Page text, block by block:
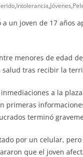
,Intolerancia,Jóvenes,
un joven de 17 años
menores de edad
tras recibir la
a la
primeras
terminó
por un celular,
que el joven